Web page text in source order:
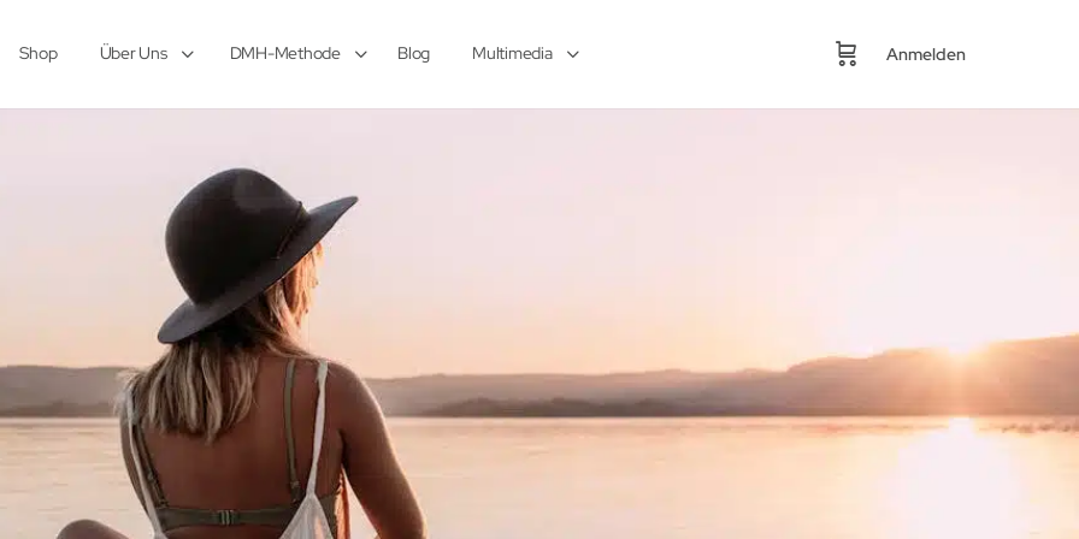
Shop Über Uns DMH-Methode Blog Multimedia Anmelden